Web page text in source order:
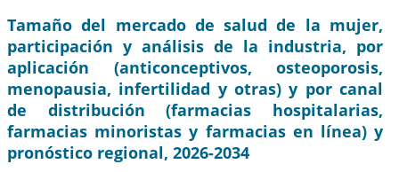
Tamaño del mercado de salud de la mujer,
participación y análisis de la industria, por
aplicación (anticonceptivos, osteoporosis,
menopausia, infertilidad y otras) y por canal
de distribución (farmacias hospitalarias,
farmacias minoristas y farmacias en línea) y
pronóstico regional, 2026-2034